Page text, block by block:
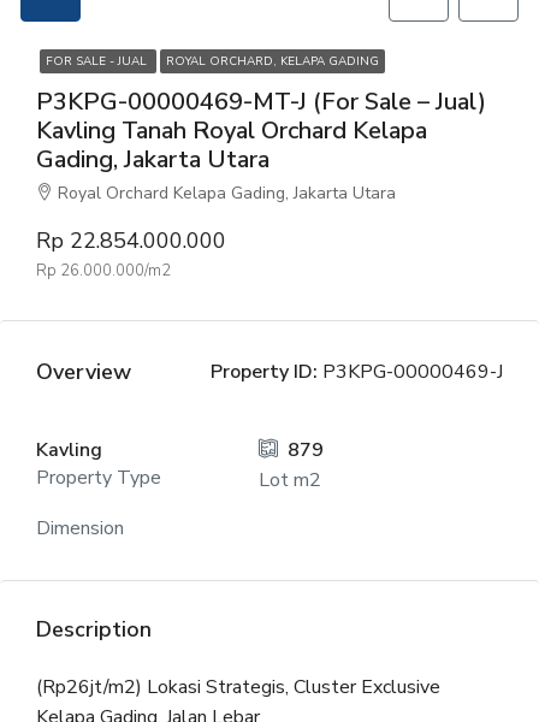
FOR SALE - JUAL ROYAL ORCHARD, KELAPA GADING
P3KPG-00000469-MT-J (For Sale – Jual)
Kavling Tanah Royal Orchard Kelapa
Gading, Jakarta Utara
Royal Orchard Kelapa Gading, Jakarta Utara
Rp 22.854.000.000
Rp 26.000.000/m2
Overview Property ID: P3KPG-00000469-J
Kavling
Property Type
879
Lot m2
Dimension
Description
(Rp26jt/m2) Lokasi Strategis, Cluster Exclusive